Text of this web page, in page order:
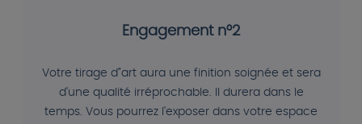
Engagement n°2
Votre tirage d"art aura une finition soignée et sera
d'une qualité irréprochable. Il durera dans le
temps. Vous pourrez l'exposer dans votre espace